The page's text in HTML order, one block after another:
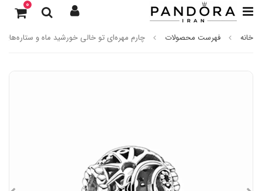
0
خانه فهرست محصولات چارم مهره‌ای تو خالی خورشید ماه و ستاره‌های